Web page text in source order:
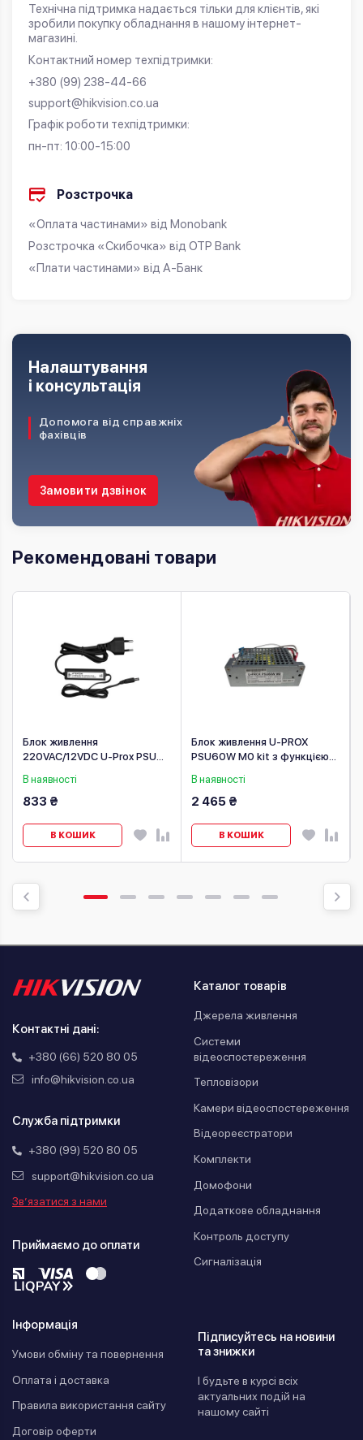
Технічна підтримка надається тільки для клієнтів, які
зробили покупку обладнання в нашому інтернет-
магазині.
Контактний номер техпідтримки:
+380 (99) 238-44-66
support@hikvision.co.ua
Графік роботи техпідтримки:
пн-пт: 10:00-15:00
Розстрочка
«Оплата частинами» від Monobank
Розстрочка «Скибочка» від OTP Bank
«Плати частинами» від А-Банк
Допомога від справжніх
фахівців
Налаштування
і консультація
Замовити дзвінок
Рекомендовані товари
Блок живлення
220VAC/12VDC U-Prox PSU
В наявності
833 ₴
В КОШИК
Блок живлення U-PROX
PSU60W M0 kit з функцією
В наявності
2 465 ₴
В КОШИК
Контактні дані:
+380 (66) 520 80 05
info@hikvision.co.ua
Служба підтримки
+380 (99) 520 80 05
support@hikvision.co.ua
Зв’язатися з нами
Приймаємо до оплати
Каталог товарів
Джерела живлення
Системи
відеоспостереження
Тепловізори
Камери відеоспостереження
Відеореєстратори
Комплекти
Домофони
Додаткове обладнання
Контроль доступу
Сигналізація
Інформація
Умови обміну та повернення
Оплата і доставка
Правила використання сайту
Договір оферти
Підписуйтесь на новини
та знижки
І будьте в курсі всіх
актуальних подій на
нашому сайті